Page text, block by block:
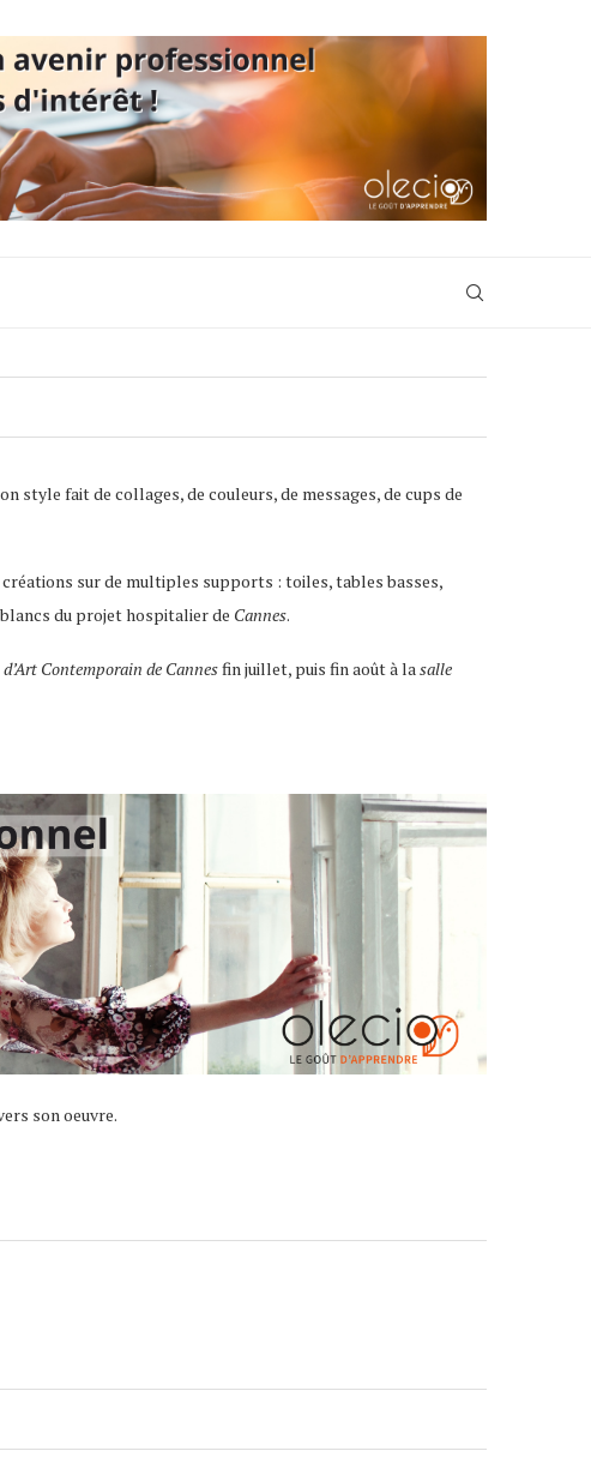
style fait de collages, de couleurs, de messages, de cups de
sur de multiples supports : toiles, tables basses,
du projet hospitalier de Cannes.
Contemporain de Cannesfin juillet, puis fin août à lasalle
son oeuvre.